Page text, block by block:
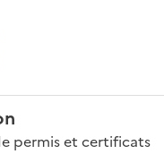
permis et certificats